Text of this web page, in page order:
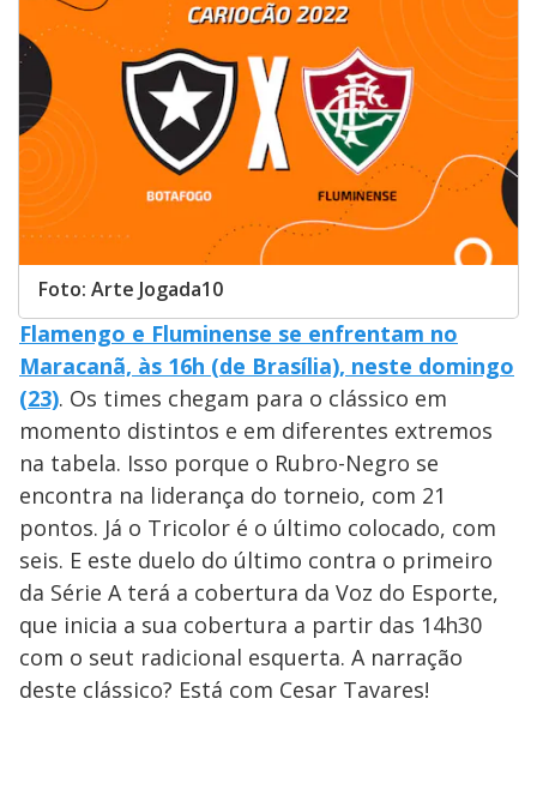
Foto: Arte Jogada10
Flamengo e Fluminense se enfrentam no
Maracanã, às 16h (de Brasília), neste domingo
(23). Os times chegam para o clássico em
momento distintos e em diferentes extremos
na tabela. Isso porque o Rubro-Negro se
encontra na liderança do torneio, com 21
pontos. Já o Tricolor é o último colocado, com
seis. E este duelo do último contra o primeiro
da Série A terá a cobertura da Voz do Esporte,
que inicia a sua cobertura a partir das 14h30
com o seut radicional esquerta. A narração
deste clássico? Está com Cesar Tavares!